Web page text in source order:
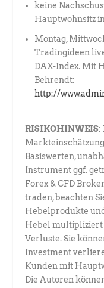
keine
Hauptwohnsitz
Montag,
Tradingideen
DAX-Index. Mit
Behrendt:
http://
RISIKOHINWEIS:
Basiswerten,
Instrument ggf.
Forex & CFD
traden, beachten
Hebelprodukte
Hebel multipliziert
Verluste. Sie
Investment
Kunden mit
Die Autoren